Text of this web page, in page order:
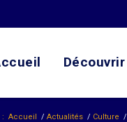
Découvrir
: Accueil / Actualités / Culture /